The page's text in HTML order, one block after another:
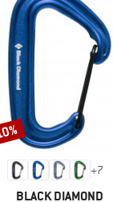
+7
MÆRKE
BLACK DIAMOND